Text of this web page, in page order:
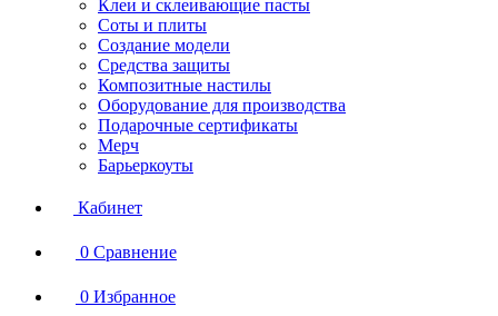
Клеи и склеивающие пасты
Соты и плиты
Создание модели
Средства защиты
Композитные настилы
Оборудование для производства
Подарочные сертификаты
Мерч
Барьеркоуты
Кабинет
0 Сравнение
0 Избранное